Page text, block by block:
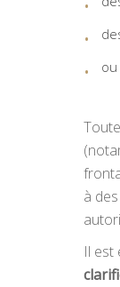
à
Il est